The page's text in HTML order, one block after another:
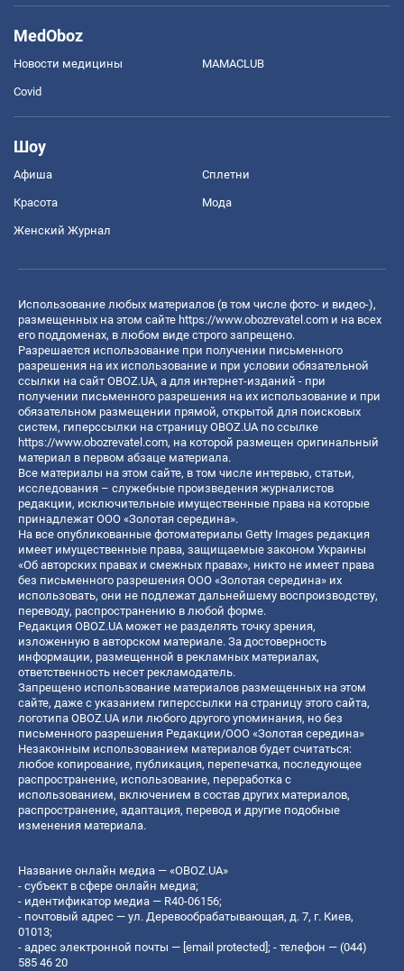
MedOboz
Новости медицины MAMACLUB
Covid
Шоу
Афиша Сплетни
Красота Мода
Женский Журнал
Использование любых материалов (в том числе фото- и видео-),
размещенных на этом сайте https://www.obozrevatel.com и на всех
его поддоменах, в любом виде строго запрещено.
Разрешается использование при получении письменного
разрешения на их использование и при условии обязательной
ссылки на сайт OBOZ.UA, а для интернет-изданий - при
получении письменного разрешения на их использование и при
обязательном размещении прямой, открытой для поисковых
систем, гиперссылки на страницу OBOZ.UA по ссылке
https://www.obozrevatel.com, на которой размещен оригинальный
материал в первом абзаце материала.
Все материалы на этом сайте, в том числе интервью, статьи,
исследования – служебные произведения журналистов
редакции, исключительные имущественные права на которые
принадлежат ООО «Золотая середина».
На все опубликованные фотоматериалы Getty Images редакция
имеет имущественные права, защищаемые законом Украины
«Об авторских правах и смежных правах», никто не имеет права
без письменного разрешения ООО «Золотая середина» их
использовать, они не подлежат дальнейшему воспроизводству,
переводу, распространению в любой форме.
Редакция OBOZ.UA может не разделять точку зрения,
изложенную в авторском материале. За достоверность
информации, размещенной в рекламных материалах,
ответственность несет рекламодатель.
Запрещено использование материалов размещенных на этом
сайте, даже с указанием гиперссылки на страницу этого сайта,
логотипа OBOZ.UA или любого другого упоминания, но без
письменного разрешения Редакции/ООО «Золотая середина»
Незаконным использованием материалов будет считаться:
любое копирование, публикация, перепечатка, последующее
распространение, использование, переработка с
использованием, включением в состав других материалов,
распространение, адаптация, перевод и другие подобные
изменения материала.
Название онлайн медиа — «OBOZ.UA»
- субъект в сфере онлайн медиа;
- идентификатор медиа — R40-06156;
- почтовый адрес — ул. Деревообрабатывающая, д. 7, г. Киев,
01013;
- адрес электронной почты — [email protected] ; - телефон — (044)
585 46 20